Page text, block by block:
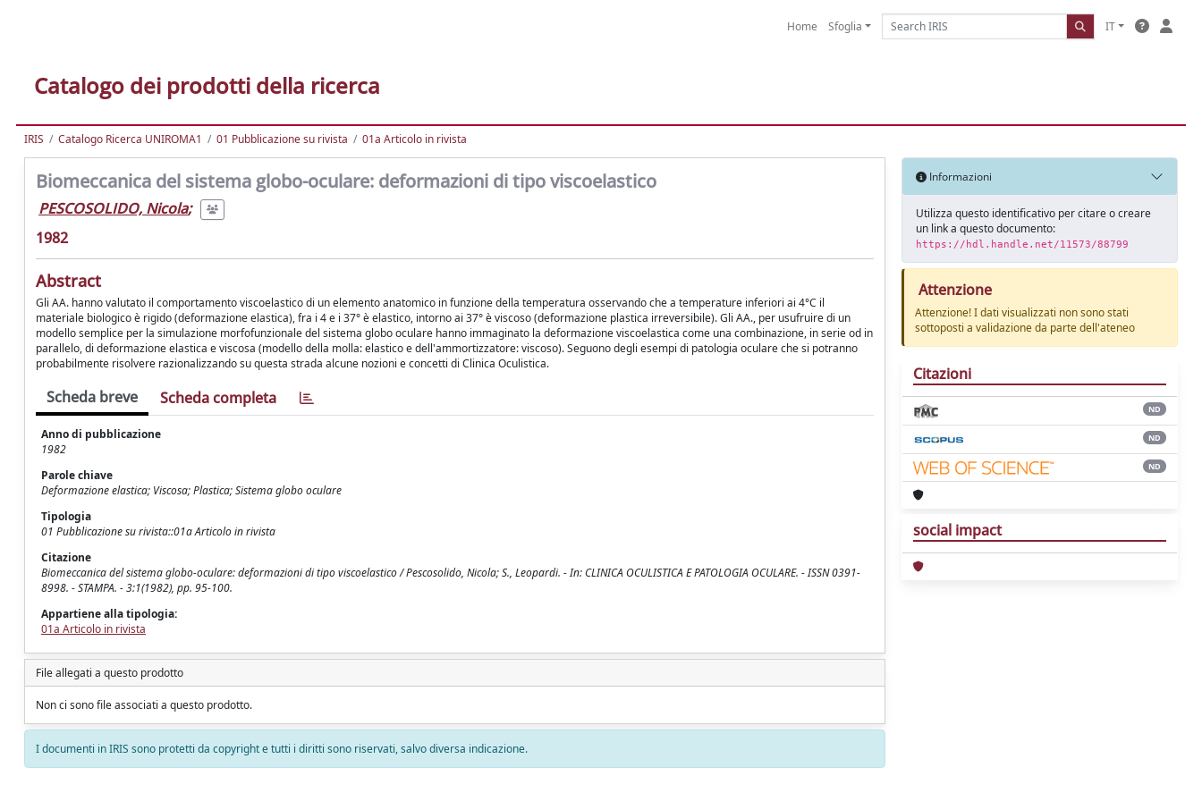
Home Sfoglia IT
Catalogo dei prodotti della ricerca
IRIS Catalogo Ricerca UNIROMA1 01 Pubblicazione su rivista 01a Articolo in rivista
Biomeccanica del sistema globo-oculare: deformazioni di tipo viscoelastico
PESCOSOLIDO, Nicola;
1982
Abstract
Gli AA. hanno valutato il comportamento viscoelastico di un elemento anatomico in funzione della temperatura osservando che a temperature inferiori ai 4°C il
materiale biologico è rigido (deformazione elastica), fra i 4 e i 37° è elastico, intorno ai 37° è viscoso (deformazione plastica irreversibile). Gli AA., per usufruire di un
modello semplice per la simulazione morfofunzionale del sistema globo oculare hanno immaginato la deformazione viscoelastica come una combinazione, in serie od in
parallelo, di deformazione elastica e viscosa (modello della molla: elastico e dell'ammortizzatore: viscoso). Seguono degli esempi di patologia oculare che si potranno
probabilmente risolvere razionalizzando su questa strada alcune nozioni e concetti di Clinica Oculistica.
Scheda breve Scheda completa
Anno di pubblicazione
1982
Parole chiave
Deformazione elastica; Viscosa; Plastica; Sistema globo oculare
Tipologia
01 Pubblicazione su rivista::01a Articolo in rivista
Citazione
Biomeccanica del sistema globo-oculare: deformazioni di tipo viscoelastico / Pescosolido, Nicola; S., Leopardi. - In: CLINICA OCULISTICA E PATOLOGIA OCULARE. - ISSN 0391-
8998. - STAMPA. - 3:1(1982), pp. 95-100.
Appartiene alla tipologia:
01a Articolo in rivista
File allegati a questo prodotto
Non ci sono file associati a questo prodotto.
I documenti in IRIS sono protetti da copyright e tutti i diritti sono riservati, salvo diversa indicazione.
Informazioni
Utilizza questo identificativo per citare o creare
un link a questo documento:
https://hdl.handle.net/11573/88799
Attenzione
Attenzione! I dati visualizzati non sono stati
sottoposti a validazione da parte dell'ateneo
Citazioni
ND
ND
ND
social impact